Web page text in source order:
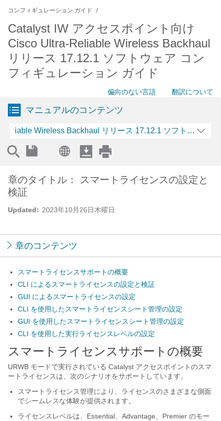
コンフィギュレーション ガイド
Catalyst IW アクセスポイント向け
Cisco Ultra-Reliable Wireless Backhaul
リリース 17.12.1 ソフトウェア コン
フィギュレーション ガイド
偏向のない言語 翻訳について
マニュアルのコンテンツ
iable Wireless Backhaul リリース 17.12.1 ソフトウェア
Updated: 2023年10月26日木曜日
章のタイトル： スマートライセンスの設定と
検証
章のコンテンツ
スマートライセンスサポートの概要
CLI によるスマートライセンスの設定と検証
GUI によるスマートライセンスの設定
CLI を使用したスマートライセンスシート管理の設定
GUI を使用したスマートライセンスシート管理の設定
CLI を使用した実行ライセンスレベルの設定
スマートライセンスサポートの概要
URWB モードで実行されている Catalyst アクセスポイントのスマ
ートライセンスは、次のシナリオをサポートしています。
スマートライセンス管理により、ライセンスのさまざまな側面
でシームレスな体験が提供されます。
ライセンスレベルは、Essential、Advantage、Premier のモー